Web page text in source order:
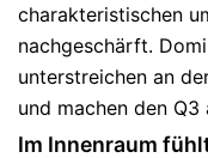
charakteristischen
nachgeschärft.
unterstreichen an
und machen den
Im Innenraum